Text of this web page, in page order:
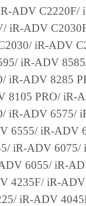
is defined at
computer
1995).
1 through
Users shall
set forth
2,
と
」を意味し、
ADV C2220F/
iR-ADV
iR-ADV
iR-ADV
iR-ADV 8285
8105 PRO/ iR-
iR-ADV 6575/
6555/ iR-ADV
iR-ADV 6075/
6055/ iR-
4235F/ iR-
iR-ADV